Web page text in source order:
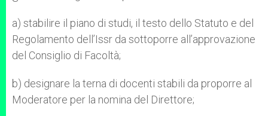
a) stabilire il piano di studi, il testo dello Statuto e del
Regolamento dell’Issr da sottoporre all’approvazione
del Consiglio di Facoltà;
b) designare la terna di docenti stabili da proporre al
Moderatore per la nomina del Direttore;